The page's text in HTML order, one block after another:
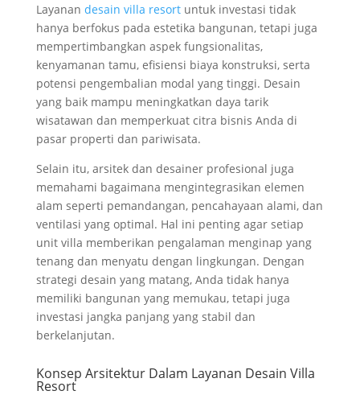
Layanan desain villa resortuntuk investasi tidak
hanya berfokus pada estetika bangunan, tetapi juga
mempertimbangkan aspek fungsionalitas,
kenyamanan tamu, efisiensi biaya konstruksi, serta
potensi pengembalian modal yang tinggi. Desain
yang baik mampu meningkatkan daya tarik
wisatawan dan memperkuat citra bisnis Anda di
pasar properti dan pariwisata.
Selain itu, arsitek dan desainer profesional juga
memahami bagaimana mengintegrasikan elemen
alam seperti pemandangan, pencahayaan alami, dan
ventilasi yang optimal. Hal ini penting agar setiap
unit villa memberikan pengalaman menginap yang
tenang dan menyatu dengan lingkungan. Dengan
strategi desain yang matang, Anda tidak hanya
memiliki bangunan yang memukau, tetapi juga
investasi jangka panjang yang stabil dan
berkelanjutan.
Konsep Arsitektur Dalam Layanan Desain Villa
Resort